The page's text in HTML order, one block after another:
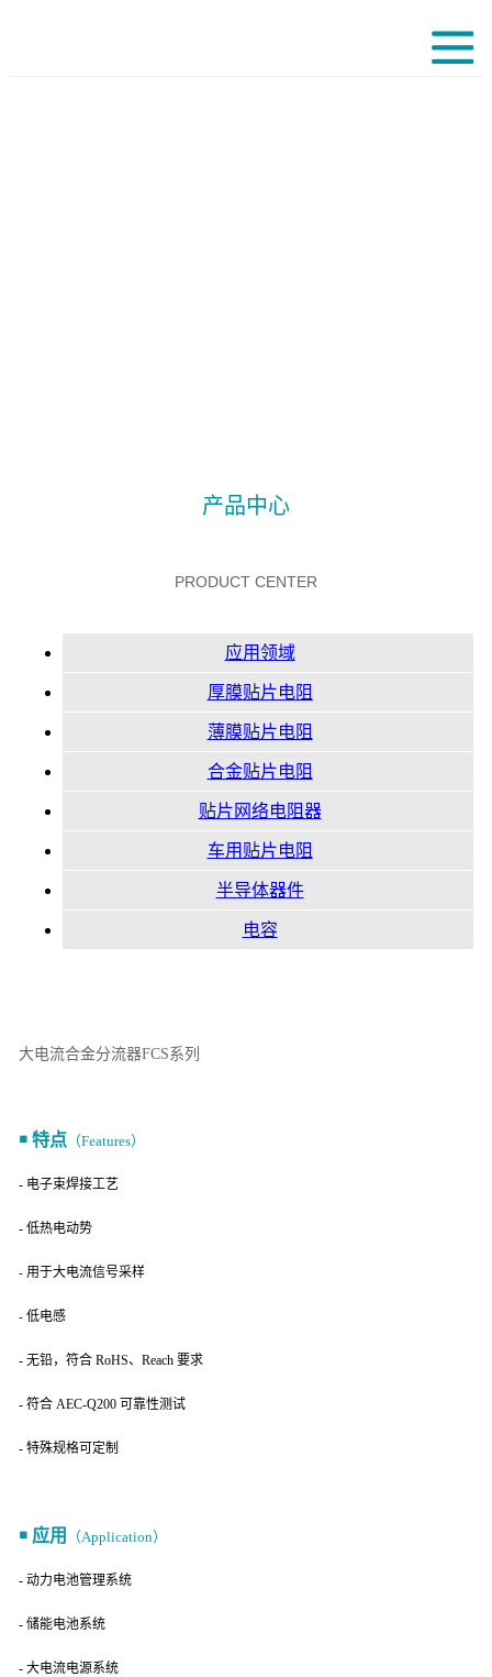
产品中心
PRODUCT CENTER
应用领域
厚膜贴片电阻
薄膜贴片电阻
合金贴片电阻
贴片网络电阻器
车用贴片电阻
半导体器件
电容
大电流合金分流器FCS系列
￭ 特点（Features）
- 电子束焊接工艺
- 低热电动势
- 用于大电流信号采样
- 低电感
- 无铅，符合 RoHS、Reach 要求
- 符合 AEC-Q200 可靠性测试
- 特殊规格可定制
￭ 应用 （Application）
- 动力电池管理系统
- 储能电池系统
- 大电流电源系统